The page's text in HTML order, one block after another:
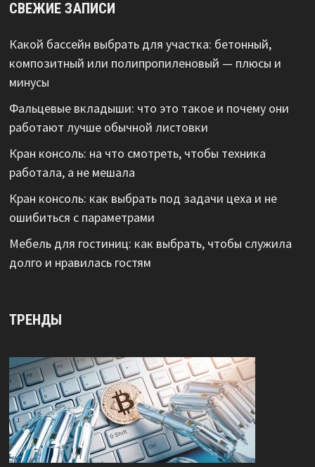
СВЕЖИЕ ЗАПИСИ
Какой бассейн выбрать для участка: бетонный,
композитный или полипропиленовый — плюсы и
минусы
Фальцевые вкладыши: что это такое и почему они
работают лучше обычной листовки
Кран консоль: на что смотреть, чтобы техника
работала, а не мешала
Кран консоль: как выбрать под задачи цеха и не
ошибиться с параметрами
Мебель для гостиниц: как выбрать, чтобы служила
долго и нравилась гостям
ТРЕНДЫ